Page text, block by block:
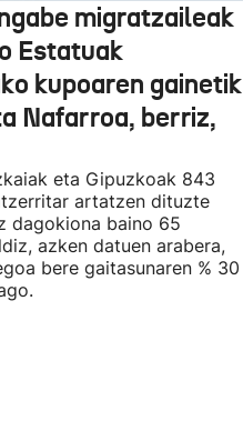
migratzaileak
Estatuak
kupoaren gainetik
Nafarroa, berriz,
eta Gipuzkoak 843
artatzen dituzte
dagokiona baino 65
azken datuen arabera,
bere gaitasunaren % 30